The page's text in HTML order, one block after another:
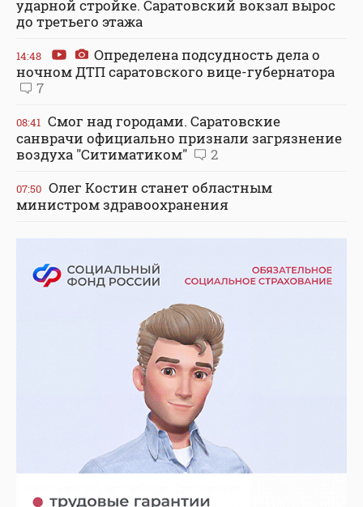
ударной стройке. Саратовский вокзал вырос
до третьего этажа
14:48
Определена подсудность дела о
ночном ДТП саратовского вице-губернатора
7
08:41 Смог над городами. Саратовские
санврачи официально признали загрязнение
воздуха "Ситиматиком"
2
07:50 Олег Костин станет областным
министром здравоохранения